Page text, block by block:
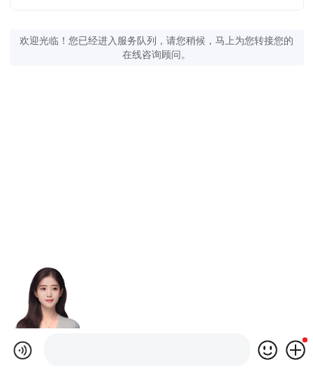
欢迎光临！您已经进入服务队列，请您稍候，马上为您转接您的
在线咨询顾问。